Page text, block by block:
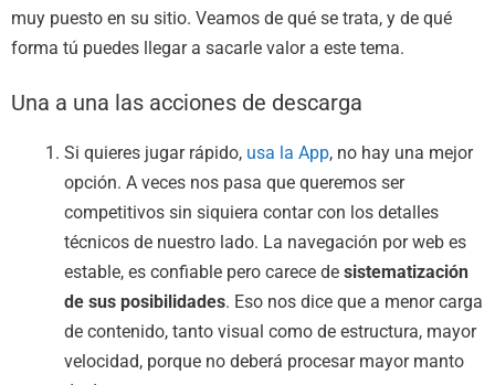
muy puesto en su sitio. Veamos de qué se trata, y de qué
forma tú puedes llegar a sacarle valor a este tema.
Una a una las acciones de descarga
Si quieres jugar rápido, usa la App, no hay una mejor
opción. A veces nos pasa que queremos ser
competitivos sin siquiera contar con los detalles
técnicos de nuestro lado. La navegación por web es
estable, es confiable pero carece de sistematización
de sus posibilidades. Eso nos dice que a menor carga
de contenido, tanto visual como de estructura, mayor
velocidad, porque no deberá procesar mayor manto